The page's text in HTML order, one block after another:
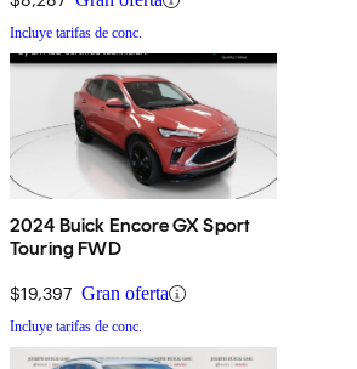
Incluye tarifas de conc.
2024 Buick Encore GX Sport
Touring FWD
$19,397 Gran oferta
Incluye tarifas de conc.